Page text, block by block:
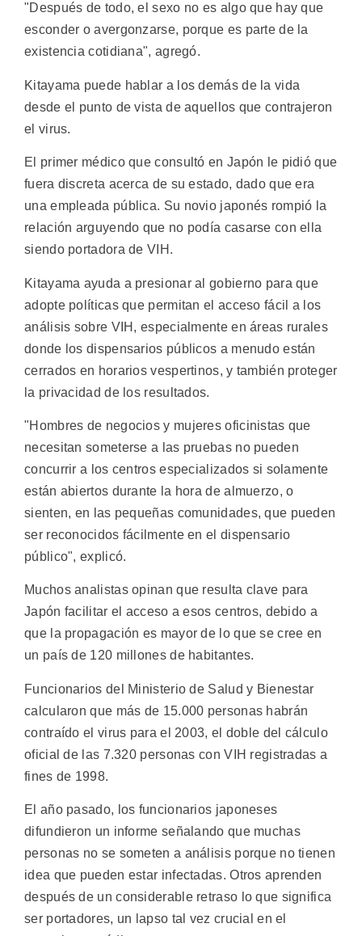
"Después de todo, el sexo no es algo que hay que
esconder o avergonzarse, porque es parte de la
existencia cotidiana", agregó.
Kitayama puede hablar a los demás de la vida
desde el punto de vista de aquellos que contrajeron
el virus.
El primer médico que consultó en Japón le pidió que
fuera discreta acerca de su estado, dado que era
una empleada pública. Su novio japonés rompió la
relación arguyendo que no podía casarse con ella
siendo portadora de VIH.
Kitayama ayuda a presionar al gobierno para que
adopte políticas que permitan el acceso fácil a los
análisis sobre VIH, especialmente en áreas rurales
donde los dispensarios públicos a menudo están
cerrados en horarios vespertinos, y también proteger
la privacidad de los resultados.
"Hombres de negocios y mujeres oficinistas que
necesitan someterse a las pruebas no pueden
concurrir a los centros especializados si solamente
están abiertos durante la hora de almuerzo, o
sienten, en las pequeñas comunidades, que pueden
ser reconocidos fácilmente en el dispensario
público", explicó.
Muchos analistas opinan que resulta clave para
Japón facilitar el acceso a esos centros, debido a
que la propagación es mayor de lo que se cree en
un país de 120 millones de habitantes.
Funcionarios del Ministerio de Salud y Bienestar
calcularon que más de 15.000 personas habrán
contraído el virus para el 2003, el doble del cálculo
oficial de las 7.320 personas con VIH registradas a
fines de 1998.
El año pasado, los funcionarios japoneses
difundieron un informe señalando que muchas
personas no se someten a análisis porque no tienen
idea que pueden estar infectadas. Otros aprenden
después de un considerable retraso lo que significa
ser portadores, un lapso tal vez crucial en el